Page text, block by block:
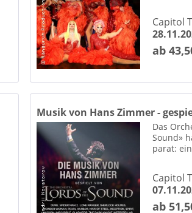
Capitol
ab
Musik von Hans Zimmer -
Das
Sound»
parat:
Capitol
ab